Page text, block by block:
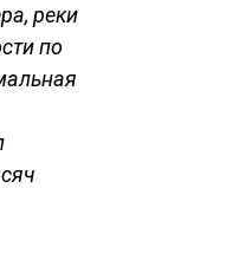
реки
по